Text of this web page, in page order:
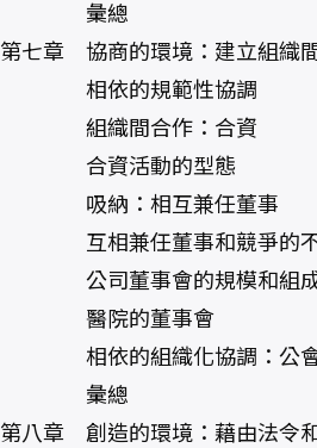
彙總
第七章 協商的環境：建立組織
相依的規範性協調
組織間合作：合資
合資活動的型態
吸納：相互兼任董事
互相兼任董事和競爭的不
公司董事會的規模和組
醫院的董事會
相依的組織化協調：公會
彙總
第八章 創造的環境：藉由法令